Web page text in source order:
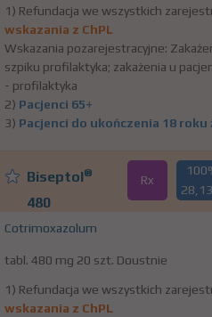
1) Refundacja we wszystkich
wskazania z ChPL
Wskazania pozarejestracyjne:
szpiku profilaktyka; zakażenia u
- profilaktyka
2) Pacjenci 65+
3) Pacjenci do ukończenia 18 roku
Biseptol®
480
Rx
28,13
Cotrimoxazolum
tabl. 480 mg 20 szt. Doustnie
1) Refundacja we wszystkich
wskazania z ChPL